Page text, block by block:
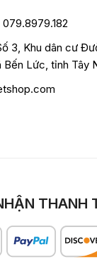
3, Khu dân cư
Bến Lức, tỉnh Tây
THANH